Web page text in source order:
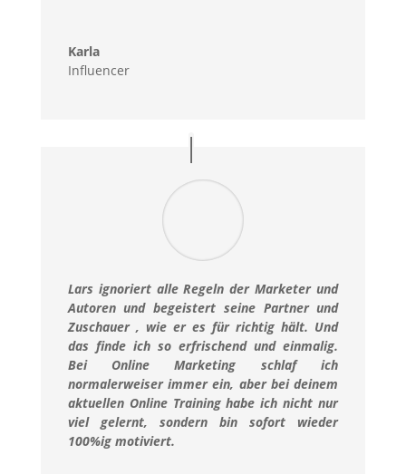
Karla
Influencer
Lars ignoriert alle Regeln der Marketer und
Autoren und begeistert seine Partner und
Zuschauer , wie er es für richtig hält. Und
das finde ich so erfrischend und einmalig.
Bei Online Marketing schlaf ich
normalerweiser immer ein, aber bei deinem
aktuellen Online Training habe ich nicht nur
viel gelernt, sondern bin sofort wieder
100%ig motiviert.